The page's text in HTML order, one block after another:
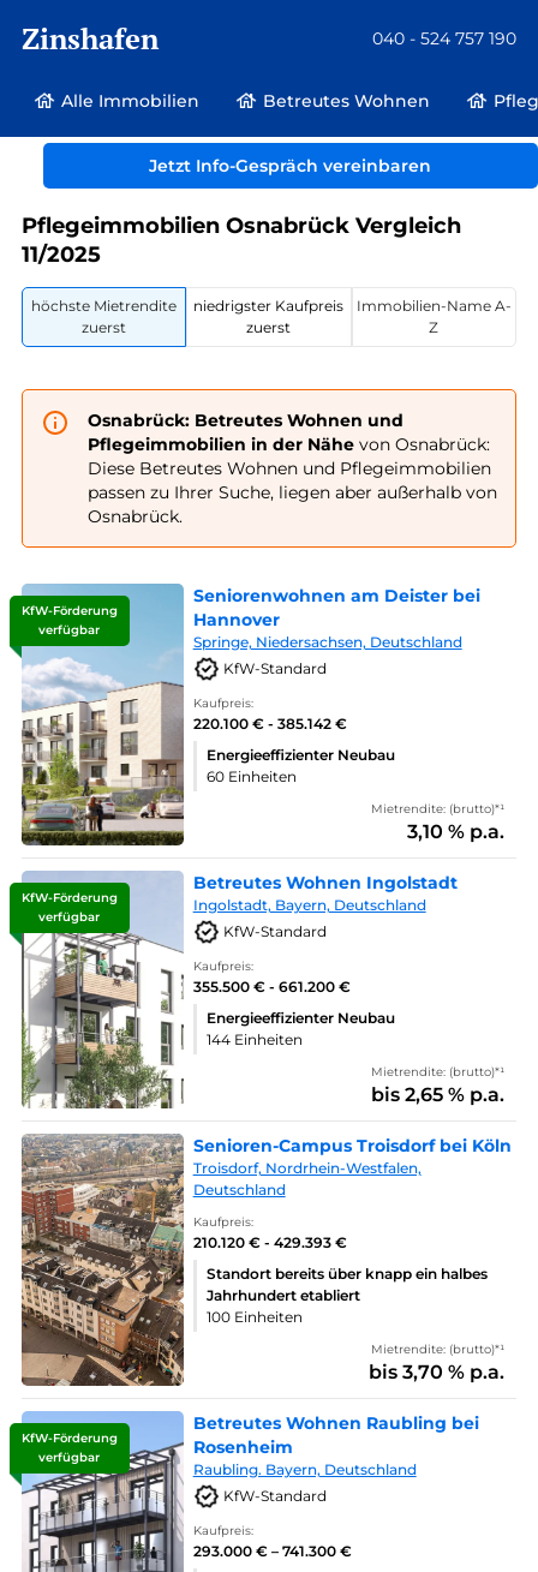
Zinshafen 040 - 524 757 190
Alle Immobilien Betreutes Wohnen
Jetzt Info-Gespräch vereinbaren
Betreutes Wohnen und Pflegeimmobilien Deutschland
Pflegeimmobilien Osnabrück Vergleich
11/2025
höchste Mietrendite
zuerst
niedrigster Kaufpreis
zuerst
Immobilien-Name A-
Z
Osnabrück: Betreutes Wohnen und
Pflegeimmobilien in der Nähevon Osnabrück:
Diese Betreutes Wohnen und Pflegeimmobilien
passen zu Ihrer Suche, liegen aber außerhalb von
Osnabrück.
KfW-Förderung
verfügbar
Seniorenwohnen am Deister bei
Hannover
Springe, Niedersachsen, Deutschland
KfW-Standard
Kaufpreis:
220.100 € - 385.142 €
Energieeffizienter Neubau
60 Einheiten
Mietrendite: (brutto)*¹
3,10 % p.a.
KfW-Förderung
verfügbar
Betreutes Wohnen Ingolstadt
Ingolstadt, Bayern, Deutschland
KfW-Standard
Kaufpreis:
355.500 € - 661.200 €
Energieeffizienter Neubau
144 Einheiten
Mietrendite: (brutto)*¹
bis 2,65 % p.a.
Senioren-Campus Troisdorf bei Köln
Troisdorf, Nordrhein-Westfalen,
Deutschland
Kaufpreis:
210.120 € - 429.393 €
Standort bereits über knapp ein halbes
Jahrhundert etabliert
100 Einheiten
Mietrendite: (brutto)*¹
bis 3,70 % p.a.
KfW-Förderung
verfügbar
Betreutes Wohnen Raubling bei
Rosenheim
Raubling. Bayern, Deutschland
KfW-Standard
Kaufpreis:
293.000 € – 741.300 €